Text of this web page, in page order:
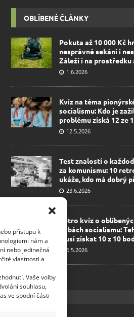
přístupu k
nám a
nebo jedinečná
vlastnosti a
Vaše volby
souhlasu,
ve spodní části
OBLÍBENÉ ČLÁNKY
Pokuta až 10 000 Kč
nesprávné sekání i
Záleží i na prostředku
1.6.2026
Kvíz na téma
socialismu: Kdo je
problému získá 12 ze
12.5.2026
Test znalostí o
za komunismu: 10
ukáže, kdo má dobrý
23.6.2026
Retro kvíz o
dobách socialismu:
musí získat 10 z 10
6.5.2026